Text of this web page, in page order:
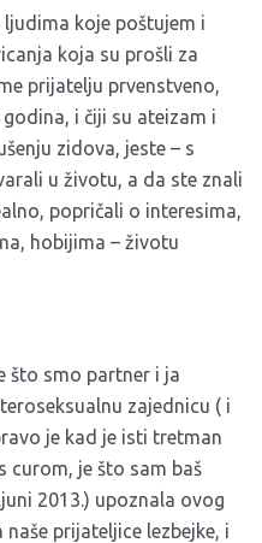
koje poštujem i
koja su prošli za
prijatelju prvenstveno,
i čiji su ateizam i
zidova, jeste – s
u životu, a da ste znali
popričali o interesima,
hobijima – životu
što smo partner i ja
zajednicu ( i
je kad je isti tretman
curom, je što sam baš
2013.) upoznala ovog
prijateljice lezbejke, i